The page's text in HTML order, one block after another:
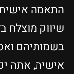
התאמה
שיווק מוצלח
בשמותיהם
אישית, אתה